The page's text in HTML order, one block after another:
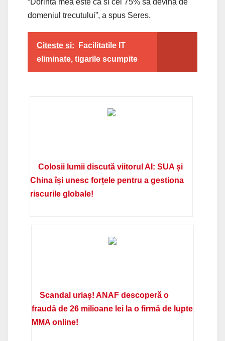
domeniul trecutului”, a spus Seres.
Citeste si:
Facilitatile IT
eliminate, tigarile scumpite
Colosii lumii discută viitorul AI: SUA și
China își unesc forțele pentru a gestiona
riscurile globale!
Scandal uriaș! ANAF descoperă o
fraudă de 26 milioane lei la o firmă de lupte
MMA online!